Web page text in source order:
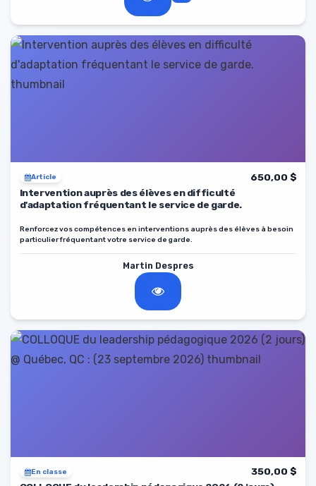
Article
650,00 $
Intervention auprès des élèves en difficulté
d'adaptation fréquentant le service de garde.
Renforcez vos compétences en interventions auprès des élèves à besoin
particulier fréquentant votre service de garde.
Martin Despres
En classe
350,00 $